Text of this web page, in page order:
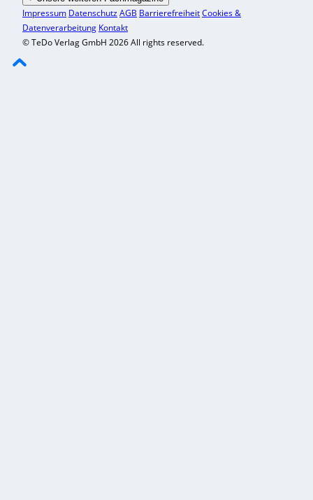
Impressum DatenschutzAGB BarrierefreiheitCookies &
Datenverarbeitung Kontakt
© TeDo Verlag GmbH 2026 All rights reserved.